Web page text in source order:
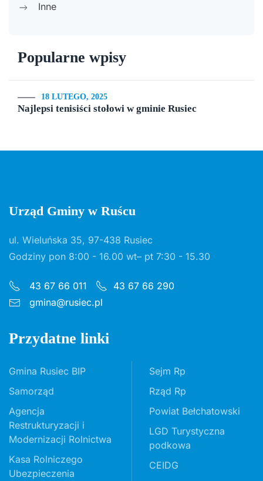
Inne
Popularne wpisy
18 LUTEGO, 2025
Najlepsi tenisiści stołowi w gminie Rusiec
Urząd Gminy w Ruścu
ul. Wieluńska 35, 97-438 Rusiec
Godziny pon 8:00 - 16.00 wt– pt 7:30 - 15.30
43 67 66 011
43 67 66 290
gmina@rusiec.pl
Przydatne linki
Gmina Rusiec BIP
Samorząd
Agencja
Restrukturyzacji i
Modernizacji Rolnictwa
Kasa Rolniczego
Ubezpieczenia
Sejm Rp
Rząd Rp
Powiat Bełchatowski
LGD Turystyczna
podkowa
CEIDG